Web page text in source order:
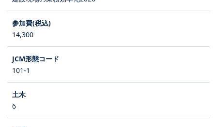
14,300
101-1
6